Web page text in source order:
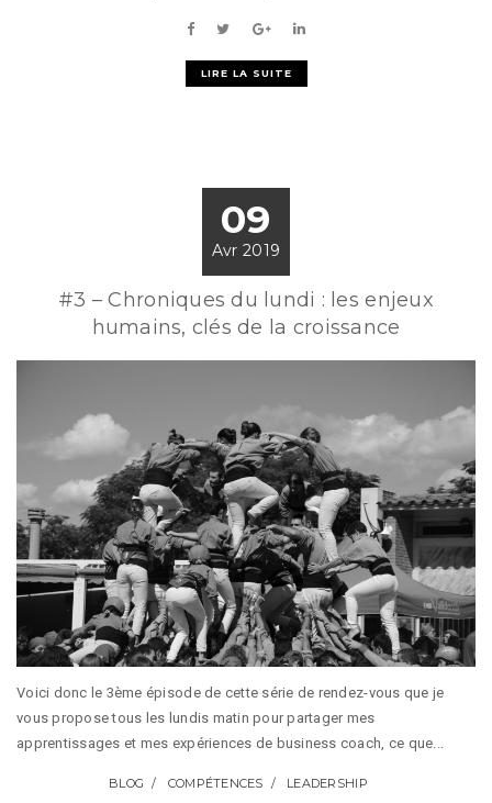
LIRE LA SUITE
09
Avr 2019
#3 – Chroniques du lundi : les enjeux
humains, clés de la croissance
Voici donc le 3ème épisode de cette série de rendez-vous que je
vous propose tous les lundis matin pour partager mes
apprentissages et mes expériences de business coach, ce que...
BLOG COMPÉTENCES LEADERSHIP